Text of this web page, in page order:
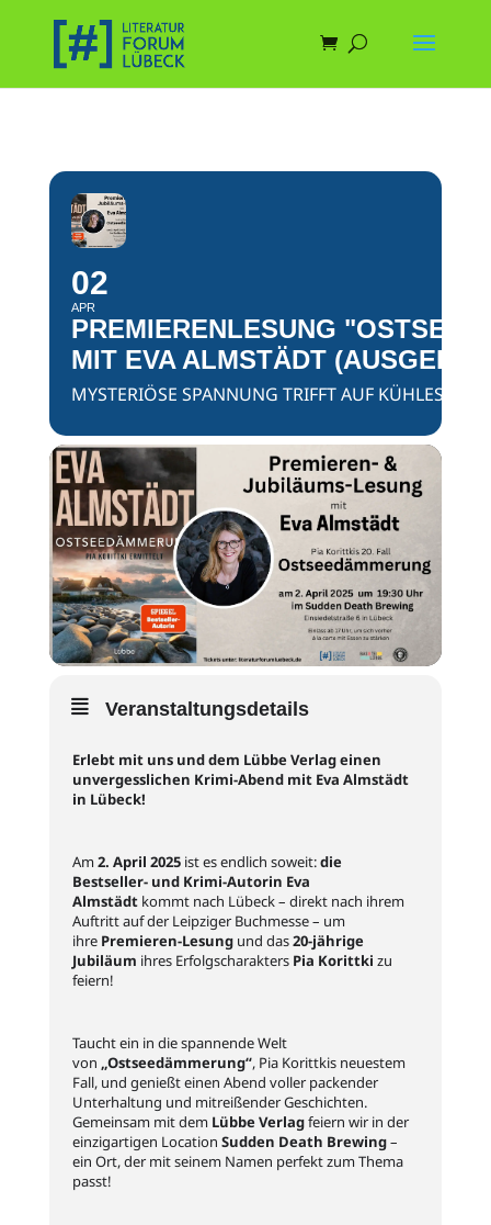
02
APR
PREMIERENLESUNG
MIT EVA ALMSTÄDT
MYSTERIÖSE SPANNUNG TRIFFT AUF KÜHLES
Veranstaltungsdetails
Erlebt mit uns und dem Lübbe Verlag einen
unvergesslichen Krimi-Abend mit Eva Almstädt
in Lübeck!
Am2. April 2025ist es endlich soweit:die
Bestseller- und Krimi-Autorin Eva
Almstädtkommt nach Lübeck – direkt nach ihrem
Auftritt auf der Leipziger Buchmesse – um
ihre Premieren-Lesungund das20-jährige
Jubiläum ihres Erfolgscharakters Pia Korittki zu
feiern!
Taucht ein in die spannende Welt
von „Ostseedämmerung“, Pia Korittkis neuestem
Fall, und genießt einen Abend voller packender
Unterhaltung und mitreißender Geschichten.
Gemeinsam mit dem Lübbe Verlagfeiern wir in der
einzigartigen Location Sudden Death Brewing–
ein Ort, der mit seinem Namen perfekt zum Thema
passt!